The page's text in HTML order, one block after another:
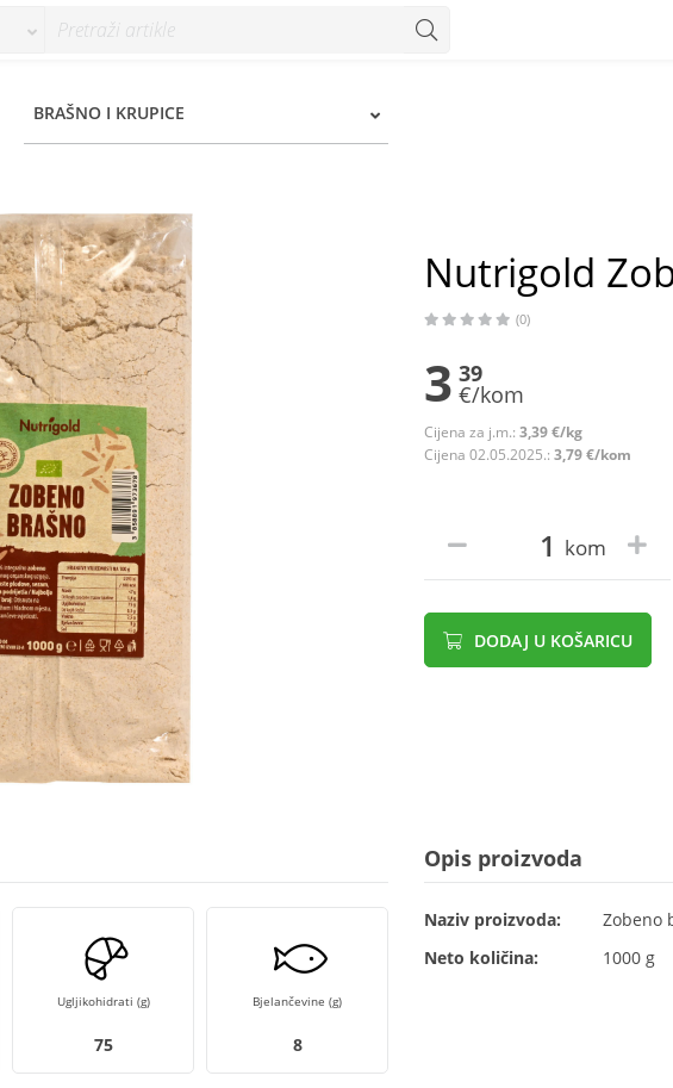
BRAŠNO I KRUPICE
Nutrigold
(0)
3 39
€/kom
Cijena za j.m.: 3,39 €/kg
Cijena 02.05.2025.: 3,79 €/kom
kom
DODAJ U KOŠARICU
Ugljikohidrati (g)
75
Bjelančevine (g)
8
Opis proizvoda
Naziv proizvoda:
Zobeno
Neto količina:
1000 g